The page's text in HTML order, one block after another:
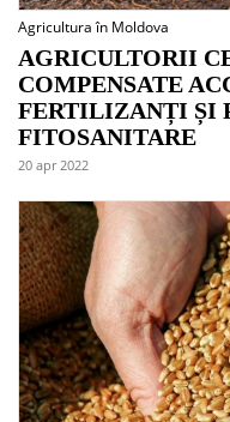
Agricultura în Moldova
AGRICULTORII
COMPENSATE
FERTILIZANȚI ȘI
FITOSANITARE
20 apr 2022